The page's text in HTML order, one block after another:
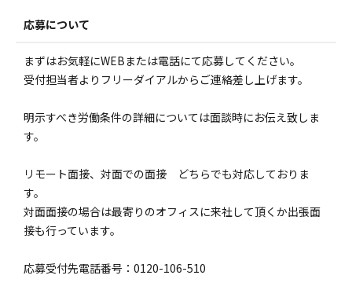
応募について
まずはお気軽にWEBまたは電話にて応募してください。
受付担当者よりフリーダイアルからご連絡差し上げます。
明示すべき労働条件の詳細については面談時にお伝え致しま
す。
リモート面接、対面での面接 どちらでも対応しておりま
す。
対面面接の場合は最寄りのオフィスに来社して頂くか出張面
接も行っています。
応募受付先電話番号：0120-106-510